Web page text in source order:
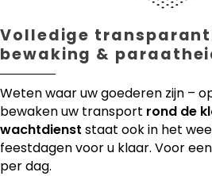
Volledige
bewaking &
Weten waar uw goederen zijn –
bewaken uw transport rond de
wachtdienst staat ook in het
feestdagen voor u klaar. Voor
per dag.